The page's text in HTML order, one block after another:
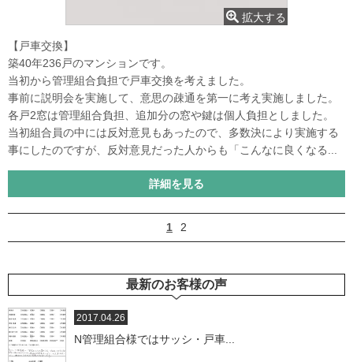
拡大する
【戸車交換】
築40年236戸のマンションです。
当初から管理組合負担で戸車交換を考えました。
事前に説明会を実施して、意思の疎通を第一に考え実施しました。
各戸2窓は管理組合負担、追加分の窓や鍵は個人負担としました。
当初組合員の中には反対意見もあったので、多数決により実施する
事にしたのですが、反対意見だった人からも「こんなに良くなる...
詳細を見る
1 2
最新のお客様の声
2017.04.26
N管理組合様ではサッシ・戸車...